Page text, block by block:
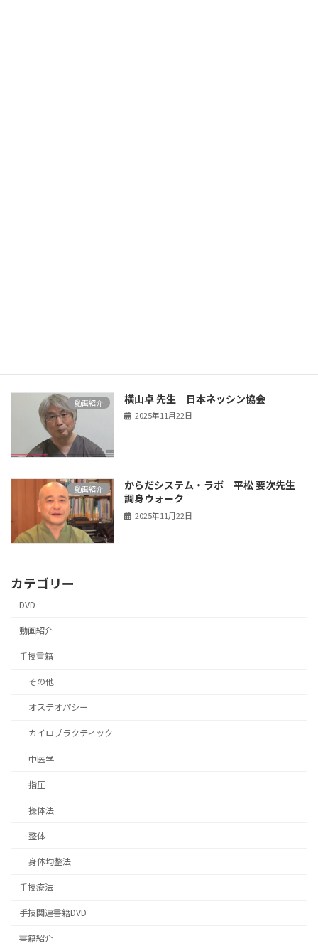
動画紹介 横山卓 先生 日本ネッシン協会
2025年11月22日
動画紹介
からだシステム・ラボ 平松 要次先生
調身ウォーク
2025年11月22日
カテゴリー
DVD
動画紹介
手技書籍
その他
オステオパシー
カイロプラクティック
中医学
指圧
操体法
整体
身体均整法
手技療法
手技関連書籍DVD
書籍紹介